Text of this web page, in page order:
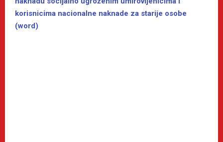
korisnicima nacionalne naknade za starije osobe
(word)